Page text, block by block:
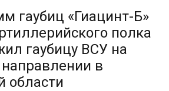
гаубиц «Гиацинт-Б»
полка
гаубицу ВСУ на
в
области